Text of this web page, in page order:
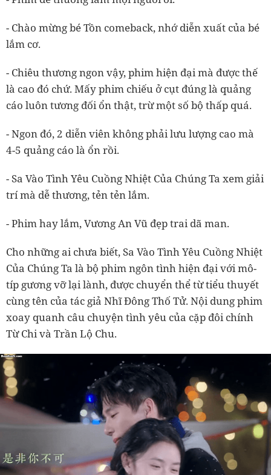
- Chào mừng bé Tồn comeback, nhớ diễn xuất của bé
lắm cơ.
- Chiêu thương ngon vậy, phim hiện đại mà được thế
là cao đó chứ. Mấy phim chiếu ở cụt đúng là quảng
cáo luôn tương đối ổn thật, trừ một số bộ thấp quá.
- Ngon đó, 2 diễn viên không phải lưu lượng cao mà
4-5 quảng cáo là ổn rồi.
- Sa Vào Tình Yêu Cuồng Nhiệt Của Chúng Ta xem giải
trí mà dễ thương, tẻn tẻn lắm.
- Phim hay lắm, Vương An Vũ đẹp trai dã man.
Cho những ai chưa biết, Sa Vào Tình Yêu Cuồng Nhiệt
Của Chúng Ta là bộ phim ngôn tình hiện đại với mô-
típ gương vỡ lại lành, được chuyển thể từ tiểu thuyết
cùng tên của tác giả Nhĩ Đông Thố Tử. Nội dung phim
xoay quanh câu chuyện tình yêu của cặp đôi chính
Từ Chi và Trần Lộ Chu.